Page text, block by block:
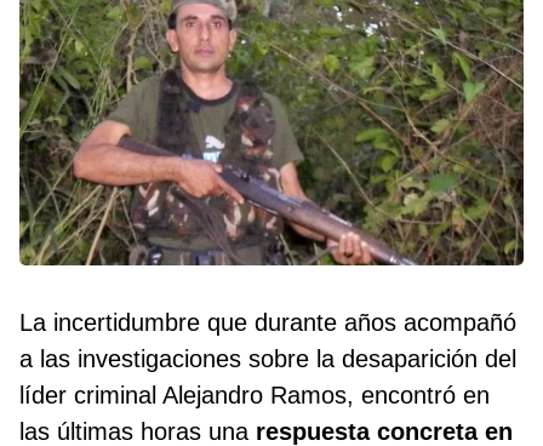
La incertidumbre que durante años acompañó
a las investigaciones sobre la desaparición del
líder criminal Alejandro Ramos, encontró en
las últimas horas una respuesta concreta en